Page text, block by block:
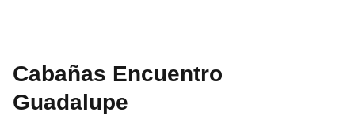
Cabañas Encuentro
Guadalupe